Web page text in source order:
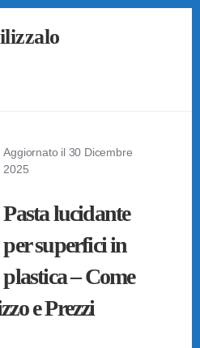
Aggiornato il 30 Dicembre
2025
Pasta lucidante
per superfici in
plastica – Come
e Prezzi